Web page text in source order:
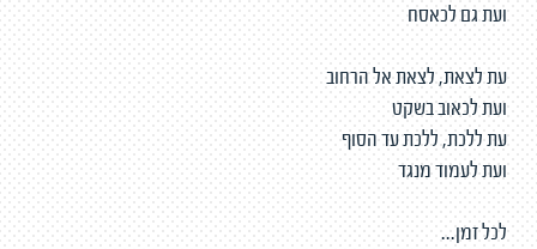
ועת גם לכאסח
עת לצאת, לצאת אל הרחוב
ועת לכאוב בשקט
עת ללכת, ללכת עד הסוף
ועת לעמוד מנגד
לכל זמן...